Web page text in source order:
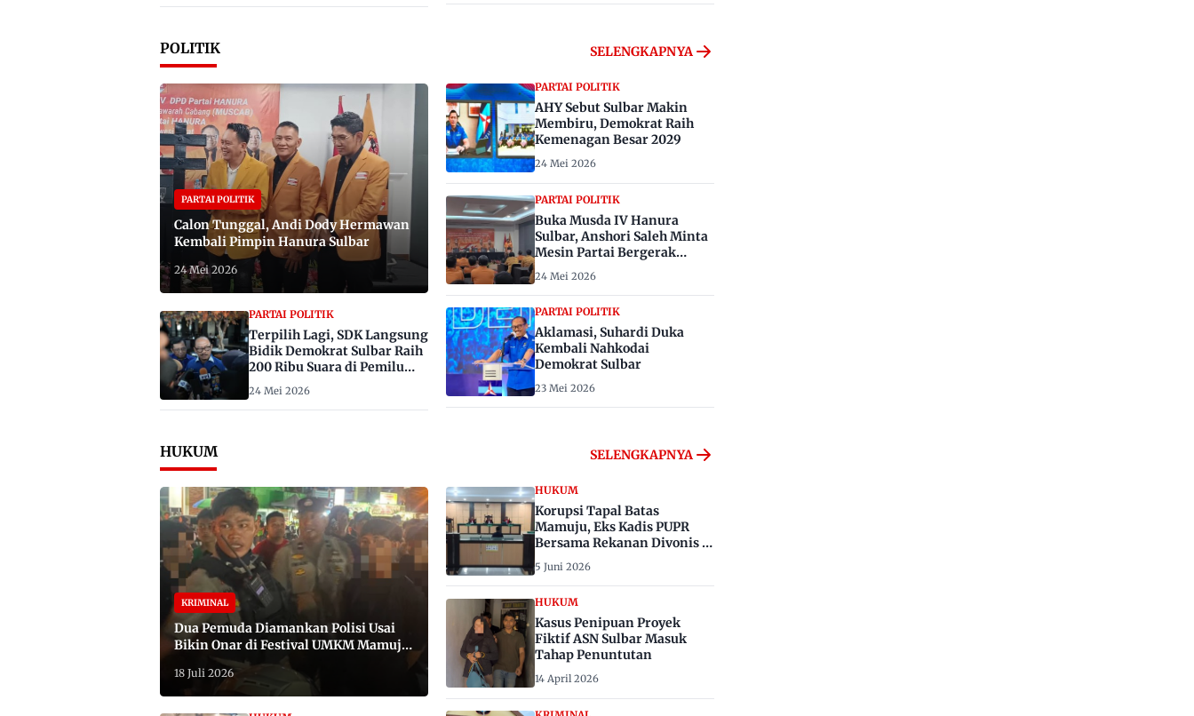
POLITIK SELENGKAPNYA
PARTAI POLITIK
Calon Tunggal, Andi Dody Hermawan
Kembali Pimpin Hanura Sulbar
24 Mei 2026
PARTAI POLITIK
Terpilih Lagi, SDK Langsung
Bidik Demokrat Sulbar Raih
200 Ribu Suara di Pemilu
2029
24 Mei 2026
PARTAI POLITIK
AHY Sebut Sulbar Makin
Membiru, Demokrat Raih
Kemenagan Besar 2029
24 Mei 2026
PARTAI POLITIK
Buka Musda IV Hanura
Sulbar, Anshori Saleh Minta
Mesin Partai Bergerak
Menangkan Pemilu 2029
24 Mei 2026
PARTAI POLITIK
Aklamasi, Suhardi Duka
Kembali Nahkodai
Demokrat Sulbar
23 Mei 2026
HUKUM SELENGKAPNYA
KRIMINAL
Dua Pemuda Diamankan Polisi Usai
Bikin Onar di Festival UMKM Mamuju,
Satu Bawa Badik
18 Juli 2026
HUKUM
Korupsi Tapal Batas
Mamuju, Eks Kadis PUPR
Bersama Rekanan Divonis 6
dan 8 Tahun Penjara
5 Juni 2026
HUKUM
Kasus Penipuan Proyek
Fiktif ASN Sulbar Masuk
Tahap Penuntutan
14 April 2026